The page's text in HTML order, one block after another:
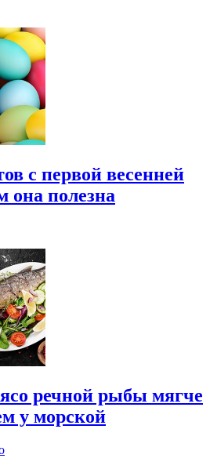
с первой весенней
она полезна
речной рыбы мягче
у морской